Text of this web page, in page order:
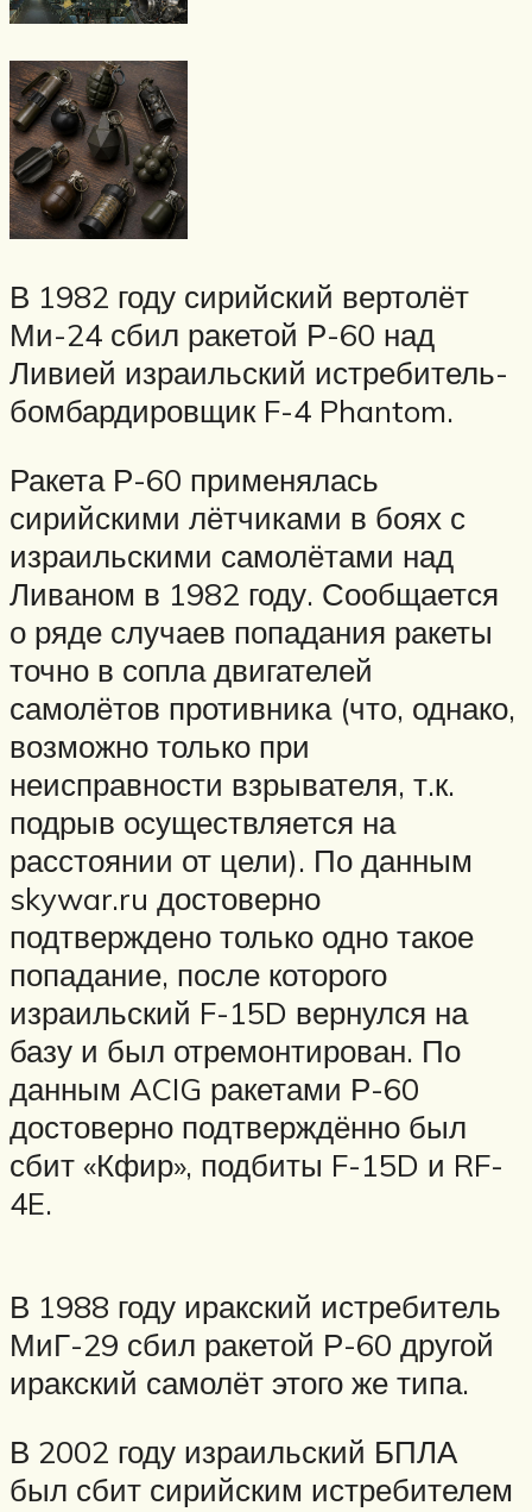
В 1982 году сирийский вертолёт
Ми-24 сбил ракетой Р-60 над
Ливией израильский истребитель-
бомбардировщик F-4 Phantom.
Ракета Р-60 применялась
сирийскими лётчиками в боях с
израильскими самолётами над
Ливаном в 1982 году. Сообщается
о ряде случаев попадания ракеты
точно в сопла двигателей
самолётов противника (что, однако,
возможно только при
неисправности взрывателя, т.к.
подрыв осуществляется на
расстоянии от цели). По данным
skywar.ru достоверно
подтверждено только одно такое
попадание, после которого
израильский F-15D вернулся на
базу и был отремонтирован. По
данным ACIG ракетами Р-60
достоверно подтверждённо был
сбит «Кфир», подбиты F-15D и RF-
4E.
В 1988 году иракский истребитель
МиГ-29 сбил ракетой Р-60 другой
иракский самолёт этого же типа.
В 2002 году израильский БПЛА
был сбит сирийским истребителем